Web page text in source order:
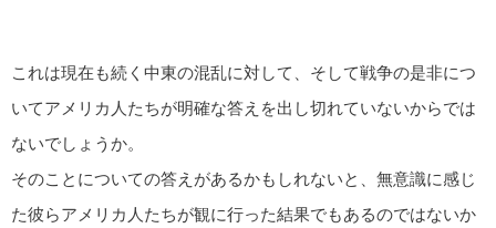
これは現在も続く中東の混乱に対して、そして戦争の是非につ
いてアメリカ人たちが明確な答えを出し切れていないからでは
ないでしょうか。
そのことについての答えがあるかもしれないと、無意識に感じ
た彼らアメリカ人たちが観に行った結果でもあるのではないか